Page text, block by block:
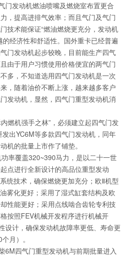
发动机燃油喷嘴及燃烧室布置更合
，提高进排气效率；而且气门及气门
技术能保证“燃油燃烧更充分，发动机
经济性和舒适性。国外重卡已经普遍
门发动机起步较晚，目前能生产四气
由于用户习惯使用价格便宜的两气门
多，不知道选用四气门发动机是一次
，随着油价不断上涨，越来越多客户
发动机，显然，四气门重型发动机消
燃机强手之林”，必须建立起四气门发
出YC6M等多款四气门发动机，同年
机的批量上市作了铺垫。
率覆盖320~390马力，是以二十一世
点进行全新设计的高品位重型发动
统技术，确保燃烧更加充分；欧Ⅱ机型
雾化更好；采用了湿式缸套结构及欧
性能更好；采用点线啮合齿轮专利技
按照FEV机械开发程序进行机械开
设计，确保发动机故障率更低、寿命更
月）。
四气门重型发动机与前期批量进入